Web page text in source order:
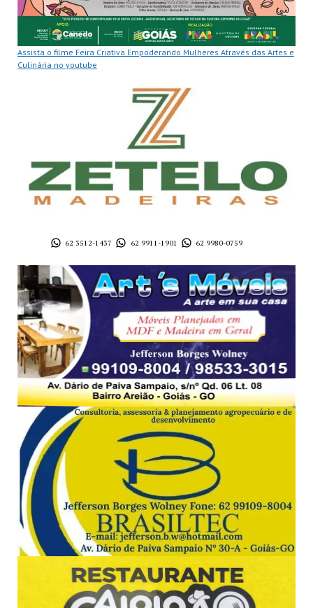
Assista o filme Feira Criativa Empoderando Mulheres Através das Artes e
Culinária no youtube
62 3512-1437 62 9911-1901 62 9980-0759